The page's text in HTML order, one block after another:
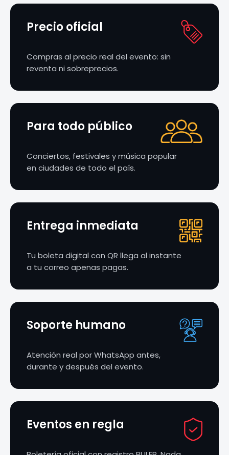
Precio oficial
Compras al precio real del evento: sin
reventa ni sobreprecios.
Para todo público
Conciertos, festivales y música popular
en ciudades de todo el país.
Entrega inmediata
Tu boleta digital con QR llega al instante
a tu correo apenas pagas.
Soporte humano
Atención real por WhatsApp antes,
durante y después del evento.
Eventos en regla